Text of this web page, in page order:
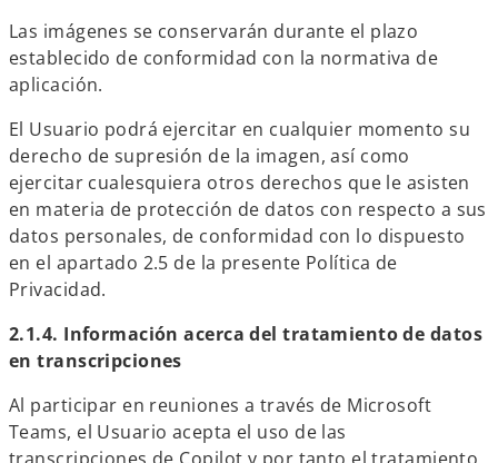
Las imágenes se conservarán durante el plazo
establecido de conformidad con la normativa de
aplicación.
El Usuario podrá ejercitar en cualquier momento su
derecho de supresión de la imagen, así como
ejercitar cualesquiera otros derechos que le asisten
en materia de protección de datos con respecto a sus
datos personales, de conformidad con lo dispuesto
en el apartado 2.5 de la presente Política de
Privacidad.
2.1.4. Información acerca del tratamiento de datos
en transcripciones
Al participar en reuniones a través de Microsoft
Teams, el Usuario acepta el uso de las
transcripciones de Copilot y por tanto el tratamiento